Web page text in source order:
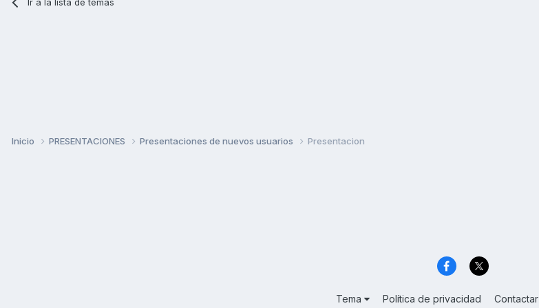
Inicio PRESENTACIONES Presentaciones de nuevos usuarios Presentacion
Tema Política de privacidad Contactar